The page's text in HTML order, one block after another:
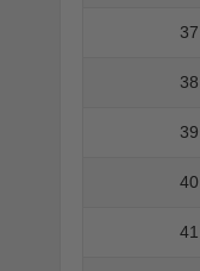
37
38
39
40
41